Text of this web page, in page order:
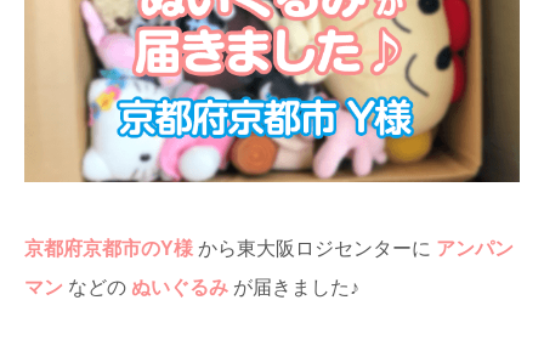
京都府京都市のY様 から東大阪ロジセンターに アンパン
マン などの ぬいぐるみ が届きました♪